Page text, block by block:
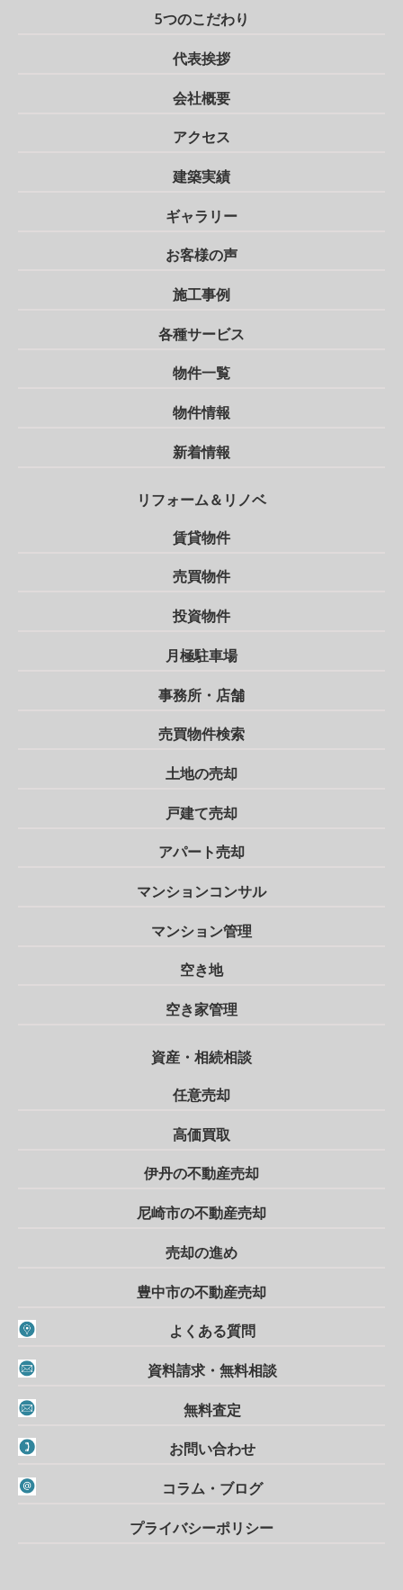
5つのこだわり
代表挨拶
会社概要
アクセス
建築実績
ギャラリー
お客様の声
施工事例
各種サービス
物件一覧
物件情報
新着情報
リフォーム＆リノベ
賃貸物件
売買物件
投資物件
月極駐車場
事務所・店舗
売買物件検索
土地の売却
戸建て売却
アパート売却
マンションコンサル
マンション管理
空き地
空き家管理
資産・相続相談
任意売却
高価買取
伊丹の不動産売却
尼崎市の不動産売却
売却の進め
豊中市の不動産売却
よくある質問
資料請求・無料相談
無料査定
お問い合わせ
コラム・ブログ
プライバシーポリシー